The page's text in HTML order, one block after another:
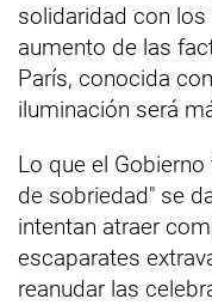
solidaridad con los
aumento de las
París, conocida
iluminación será
Lo que el
de sobriedad" se
intentan atraer
escaparates
reanudar las